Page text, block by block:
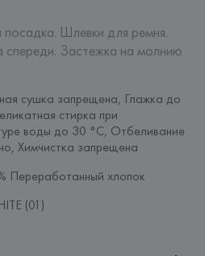
Шлевки для ремня.
спереди. Застежка на молнию
сушка запрещена, Глажка до
стирка при
воды до 30 °C, Отбеливание
Химчистка запрещена
Переработанный хлопок
(01)